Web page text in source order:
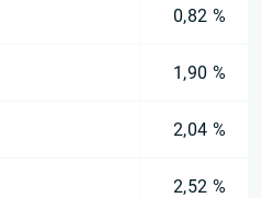
0,82 %
1,90 %
2,04 %
2,52 %